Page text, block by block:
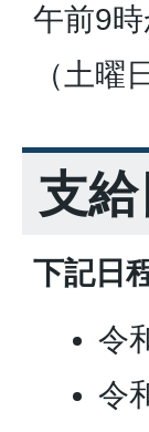
午前9
（土曜
支給
下記日
令
令